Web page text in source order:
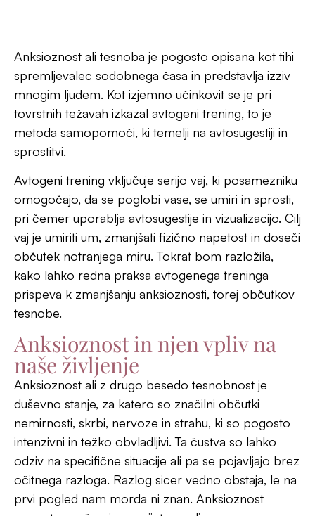
Anksioznost in njen vpliv na
naše življenje
Anksioznost ali z drugo besedo tesnobnost je
duševno stanje, za katero so značilni občutki
nemirnosti, skrbi, nervoze in strahu, ki so pogosto
intenzivni in težko obvladljivi. Ta čustva so lahko
očitnega razloga. Razlog sicer vedno obstaja, le na
prvi pogled nam morda ni znan. Anksioznost
pogosto močno in neprijetno vpliva na
posameznikovo vsakdanje življenje, omejuje
njegovo delovanje in vpliva na odnose s
sočlovekom. Med simptomi anksioznosti so med
drugimi pohitren srčni utrip, potenje, tresenje,
občutki panike ali nemoči, stiskanje v prsih, težave s
spanjem in koncentracijo ter pretirana
zaskrbljenost. Neobvladana anksioznost lahko vodi
do fizičnih težav in bolečin, kot so glavoboli,
prebavne motnje in utrujenost ter depresija,
socialna izolacija in zmanjšana kakovost življenja.
Občasno se z občutki tesnobe srečujemo vsi in
čeprav so neprijetni izzvenijo sami od sebe. Kadar
se ne umaknejo (pre)dolgo časa, nam lahko
dodobra otežijo življenje in v skrajnem primeru
zahtevajo zdravniško pomoč, včasih tudi z